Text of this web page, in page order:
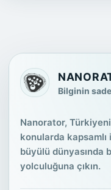
Bilginin
Nanorator,
konularda
büyülü dünyasında
yolculuğuna çıkın.